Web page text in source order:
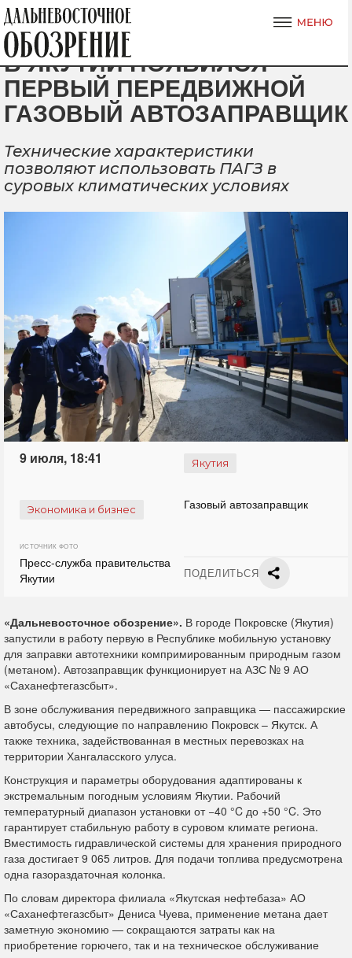
В ЯКУТИИ ПОЯВИЛСЯ
ПЕРВЫЙ ПЕРЕДВИЖНОЙ
ГАЗОВЫЙ АВТОЗАПРАВЩИК
Технические характеристики
позволяют использовать ПАГЗ в
суровых климатических условиях
9 июля, 18:41 Якутия
Экономика и бизнес Газовый автозаправщик
ИСТОЧНИК ФОТО
Пресс-служба правительства
Якутии
ПОДЕЛИТЬСЯ
«Дальневосточное обозрение». В городе Покровске (Якутия)
запустили в работу первую в Республике мобильную установку
для заправки автотехники компримированным природным газом
(метаном). Автозаправщик функционирует на АЗС № 9 АО
«Саханефтегазсбыт».
В зоне обслуживания передвижного заправщика — пассажирские
автобусы, следующие по направлению Покровск – Якутск. А
также техника, задействованная в местных перевозках на
территории Хангаласского улуса.
Конструкция и параметры оборудования адаптированы к
экстремальным погодным условиям Якутии. Рабочий
температурный диапазон установки от −40 °C до +50 °C. Это
гарантирует стабильную работу в суровом климате региона.
Вместимость гидравлической системы для хранения природного
газа достигает 9 065 литров. Для подачи топлива предусмотрена
одна газораздаточная колонка.
По словам директора филиала «Якутская нефтебаза» АО
«Саханефтегазсбыт» Дениса Чуева, применение метана дает
заметную экономию — сокращаются затраты как на
приобретение горючего, так и на техническое обслуживание